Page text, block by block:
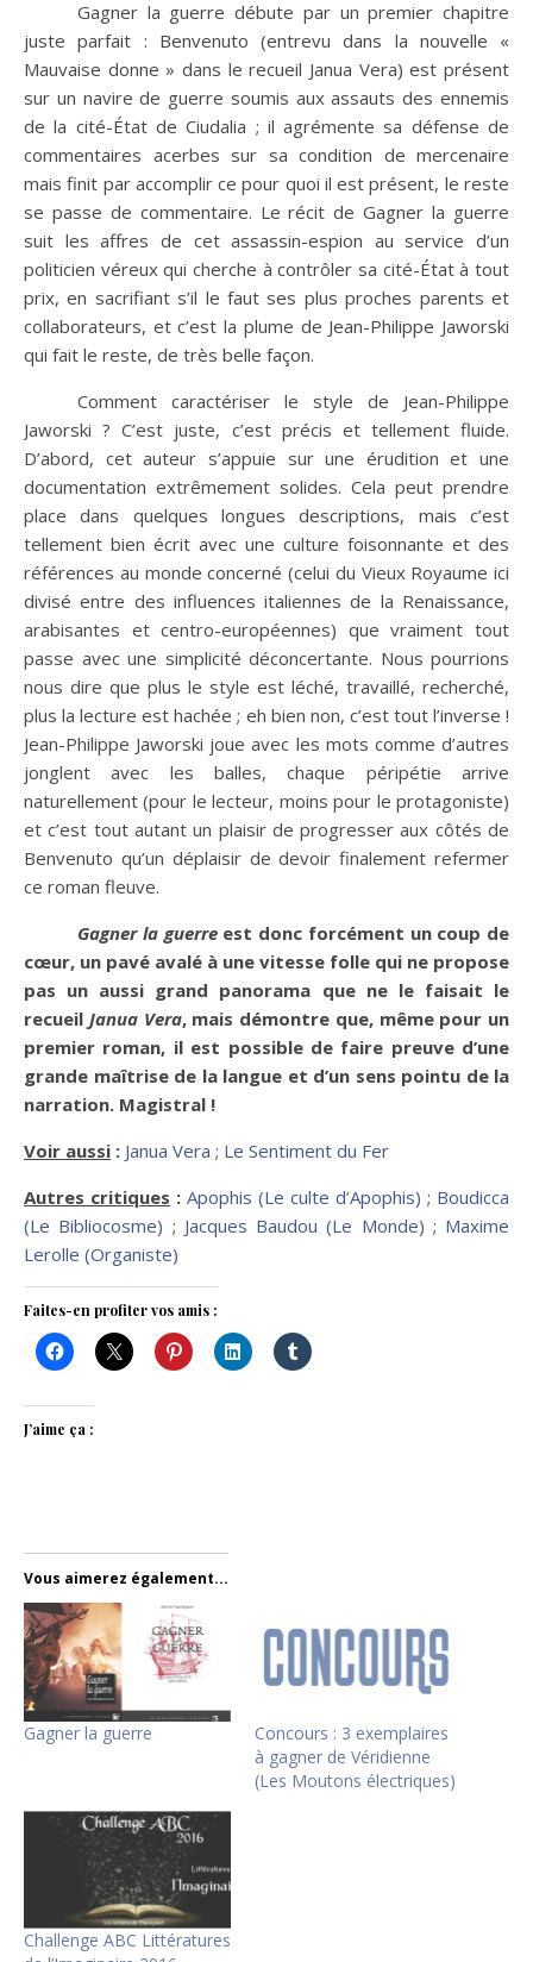
Gagner la guerre débute par un premier chapitre
juste parfait : Benvenuto (entrevu dans la nouvelle «
Mauvaise donne » dans le recueil Janua Vera) est présent
sur un navire de guerre soumis aux assauts des ennemis
de la cité-État de Ciudalia ; il agrémente sa défense de
commentaires acerbes sur sa condition de mercenaire
mais finit par accomplir ce pour quoi il est présent, le reste
se passe de commentaire. Le récit de Gagner la guerre
suit les affres de cet assassin-espion au service d’un
politicien véreux qui cherche à contrôler sa cité-État à tout
prix, en sacrifiant s’il le faut ses plus proches parents et
collaborateurs, et c’est la plume de Jean-Philippe Jaworski
qui fait le reste, de très belle façon.
Comment caractériser le style de Jean-Philippe
Jaworski ? C’est juste, c’est précis et tellement fluide.
D’abord, cet auteur s’appuie sur une érudition et une
documentation extrêmement solides. Cela peut prendre
place dans quelques longues descriptions, mais c’est
tellement bien écrit avec une culture foisonnante et des
références au monde concerné (celui du Vieux Royaume ici
divisé entre des influences italiennes de la Renaissance,
arabisantes et centro-européennes) que vraiment tout
passe avec une simplicité déconcertante. Nous pourrions
nous dire que plus le style est léché, travaillé, recherché,
plus la lecture est hachée ; eh bien non, c’est tout l’inverse !
Jean-Philippe Jaworski joue avec les mots comme d’autres
jonglent avec les balles, chaque péripétie arrive
naturellement (pour le lecteur, moins pour le protagoniste)
et c’est tout autant un plaisir de progresser aux côtés de
Benvenuto qu’un déplaisir de devoir finalement refermer
ce roman fleuve.
Gagner la guerreest donc forcément un coup de
cœur, un pavé avalé à une vitesse folle qui ne propose
pas un aussi grand panorama que ne le faisait le
recueil Janua Vera, mais démontre que, même pour un
premier roman, il est possible de faire preuve d’une
grande maîtrise de la langue et d’un sens pointu de la
narration. Magistral !
Voir aussi : Janua Vera ; Le Sentiment du Fer
Autres critiques : Apophis (Le culte d’Apophis) ; Boudicca
(Le Bibliocosme) ; Jacques Baudou (Le Monde) ; Maxime
Lerolle (Organiste)
Faites-en profiter vos amis :
J’aime ça :
Vous aimerez également...
Gagner la guerre
Concours : 3 exemplaires
à gagner de Véridienne
(Les Moutons électriques)
Challenge ABC Littératures